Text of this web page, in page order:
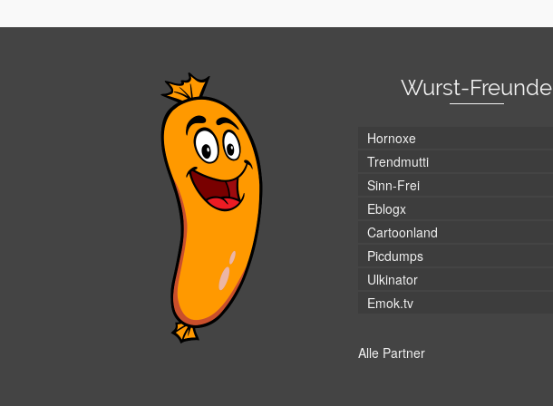
Wurst-Freunde
Hornoxe
Trendmutti
Sinn-Frei
Eblogx
Cartoonland
Picdumps
Ulkinator
Emok.tv
Alle Partner